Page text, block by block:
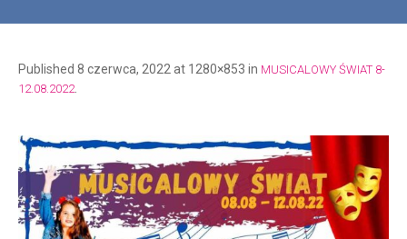
Published 8 czerwca, 2022 at 1280×853 in MUSICALOWY ŚWIAT 8-
12.08.2022